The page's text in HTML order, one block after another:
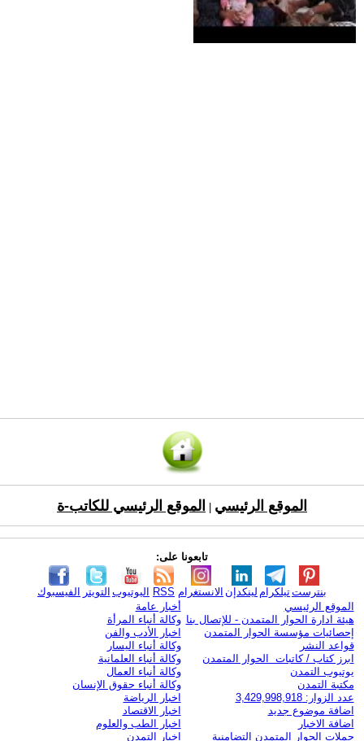
الموقع الرئيسي الموقع الرئيسي للكاتب-ة
تابعونا على:
الفيسبوك التويتر اليوتيوب RSS الانستغرام لينكدإن تيلكرامبنترست
الموقع الرئيسي
هيئة ادارة الحوار المتمدن - للإتصال بنا
إحصائيات مؤسسة الحوار المتمدن
قواعد النشر
ابرز كتاب / كاتبات الحوار المتمدن
يوتيوب التمدن
مكتبة التمدن
عدد الزوار: 3,429,998,918
اضافة موضوع جديد
اضافة الاخبار
حملات الحوار المتمدن التضامنية
أخبار عامة
وكالة أنباء المرأة
اخبار الأدب والفن
وكالة أنباء اليسار
وكالة أنباء العلمانية
وكالة أنباء العمال
وكالة أنباء حقوق الإنسان
اخبار الرياضة
اخبار الاقتصاد
اخبار الطب والعلوم
اخبار التمدن